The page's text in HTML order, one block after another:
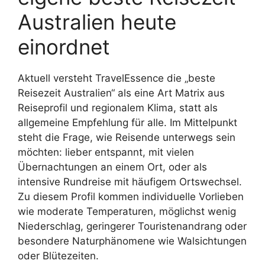
Australien heute
einordnet
Aktuell versteht TravelEssence die „beste
Reisezeit Australien“ als eine Art Matrix aus
Reiseprofil und regionalem Klima, statt als
allgemeine Empfehlung für alle. Im Mittelpunkt
steht die Frage, wie Reisende unterwegs sein
möchten: lieber entspannt, mit vielen
Übernachtungen an einem Ort, oder als
intensive Rundreise mit häufigem Ortswechsel.
Zu diesem Profil kommen individuelle Vorlieben
wie moderate Temperaturen, möglichst wenig
Niederschlag, geringerer Touristenandrang oder
besondere Naturphänomene wie Walsichtungen
oder Blütezeiten.